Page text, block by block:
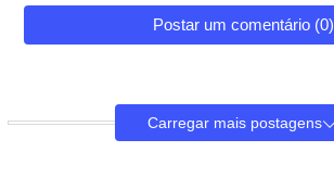
Postar um comentário (0)
Carregar mais postagens